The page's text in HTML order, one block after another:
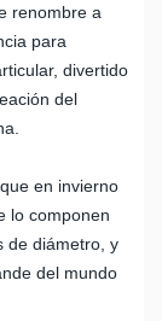
renombre a
para
divertido
del
en invierno
lo componen
de diámetro, y
del mundo